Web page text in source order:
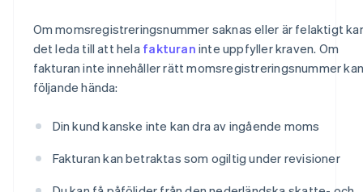
Om momsregistreringsnummer saknas eller är felaktigt
det leda till att hela fakturan inte uppfyller kraven. Om
fakturan inte innehåller rätt momsregistreringsnummer kan
följande hända:
Din kund kanske inte kan dra av ingående moms
Fakturan kan betraktas som ogiltig under revisioner